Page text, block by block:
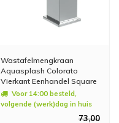
Wastafelmengkraan
Aquasplash Colorato
Vierkant Eenhandel Square
Waterval Chroom
Voor 14:00 besteld,
volgende (werk)dag in huis
73,00